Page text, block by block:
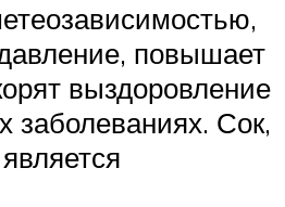
повышает
выздоровление
заболеваниях. Сок,